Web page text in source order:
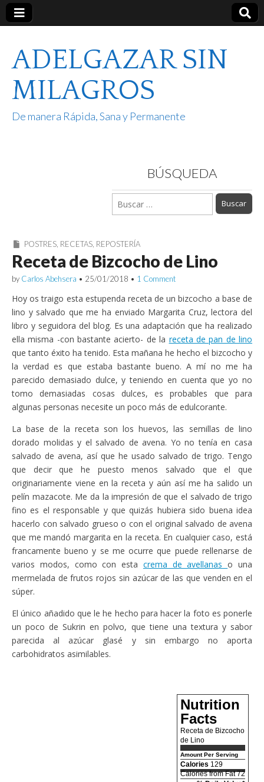
ADELGAZAR SIN
MILAGROS
De manera Rápida, Sana y Permanente
BÚSQUEDA
Buscar:
POSTRES, RECETAS, REPOSTERÍA
Receta de Bizcocho de Lino
by Carlos Abehsera • 25/01/2018 • 1 Comment
Hoy os traigo esta estupenda receta de un bizcocho a base de
lino y salvado que me ha enviado Margarita Cruz, lectora del
libro y seguidora del blog. Es una adaptación que ha realizado
ella misma -con bastante acierto- de la receta de pan de lino
que tanto éxito ha tenido. Esta mañana he hecho el bizcocho y
la verdad es que estaba bastante bueno. A mí no me ha
parecido demasiado dulce, y teniendo en cuenta que yo no
tomo demasiadas cosas dulces, es probables que para
algunas personas necesite un poco más de edulcorante.
La base de la receta son los huevos, las semillas de lino
dorado molidas y el salvado de avena. Yo no tenía en casa
salvado de avena, así que he usado salvado de trigo. Tengo
que decir que he puesto menos salvado que el que
originariamente viene en la receta y aún así me ha salido un
pelín mazacote. Me da la impresión de que el salvado de trigo
fino es el responsable y que quizás hubiera sido buena idea
hacerlo con salvado grueso o con el original salvado de avena
que me mandó margarita en la receta. En cualquier caso, está
francamente bueno y se me ocurre que puede rellenarse de
varios modos, como con esta crema de avellanaso una
mermelada de frutos rojos sin azúcar de las que venden en el
súper.
El único añadido que le he hecho para hacer la foto es ponerle
un poco de Sukrin en polvo, que tiene una textura y sabor
parecida al azúcar glasé y sin embargo no aporta
carbohidratos asimilables.
Nutrition
Facts
Receta de Bizcocho
de Lino
Amount Per Serving
Calories 129
Calories from Fat 72